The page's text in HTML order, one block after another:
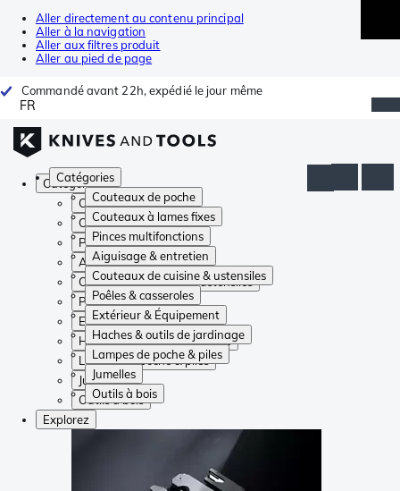
Aller directement au contenu principal
Aller à la navigation
Aller aux filtres produit
Aller au pied de page
Commandé avant 22h, expédié le jour même
FR
Catégories
Couteaux de poche
Couteaux à lames fixes
Pinces multifonctions
Aiguisage & entretien
Couteaux de cuisine & ustensiles
Poêles & casseroles
Extérieur & Équipement
Haches & outils de jardinage
Lampes de poche & piles
Jumelles
Outils à bois
Catégories
Couteaux de poche
Couteaux à lames fixes
Pinces multifonctions
Aiguisage & entretien
Couteaux de cuisine & ustensiles
Poêles & casseroles
Extérieur & Équipement
Haches & outils de jardinage
Lampes de poche & piles
Jumelles
Outils à bois
Explorez